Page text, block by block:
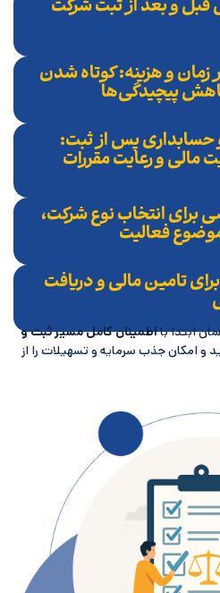
و بعد از ثبت شرکت
و هزینه: کوتاه شدن
پیچیدگی‌ها
پس از ثبت:
و رعایت مقررات
انتخاب نوع شرکت،
فعالیت
تامین مالی و دریافت
بااطمینان کامل مسیر ثبت و
جذب سرمایه و تسهیلات را از